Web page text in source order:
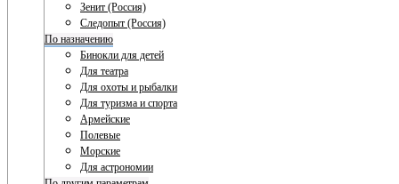
Зенит (Россия)
Следопыт (Россия)
По назначению
Бинокли для детей
Для театра
Для охоты и рыбалки
Для туризма и спорта
Армейские
Полевые
Морские
Для астрономии